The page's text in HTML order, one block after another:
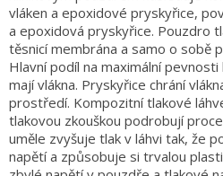
vláken a epoxidové pryskyřice,
a epoxidová pryskyřice. Pouzdro
těsnicí membrána a samo o sobě
Hlavní podíl na maximální
mají vlákna. Pryskyřice chrání
prostředí. Kompozitní tlakové
tlakovou zkouškou podrobují
uměle zvyšuje tlak v láhvi tak, že
napětí a způsobuje si trvalou